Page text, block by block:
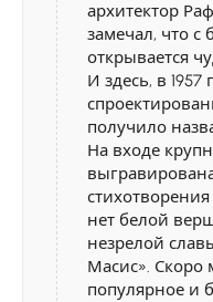
архитектор
замечал, что с
открывается
И здесь, в
получило
На входе
нет белой
незрелой
Масис». Скоро
популярное и